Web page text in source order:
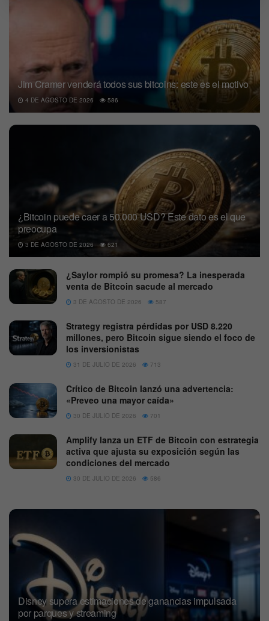
Jim Cramer venderá todos sus bitcoins: este es el motivo
4 DE AGOSTO DE 2026 586
¿Bitcoin puede caer a 50.000 USD? Este dato es el que
preocupa
3 DE AGOSTO DE 2026 621
¿Saylor rompió su promesa? La inesperada
venta de Bitcoin sacude al mercado
3 DE AGOSTO DE 2026 587
Strategy registra pérdidas por USD 8.220
millones, pero Bitcoin sigue siendo el foco de
los inversionistas
31 DE JULIO DE 2026 713
Crítico de Bitcoin lanzó una advertencia:
«Preveo una mayor caída»
30 DE JULIO DE 2026 701
Amplify lanza un ETF de Bitcoin con estrategia
activa que ajusta su exposición según las
condiciones del mercado
30 DE JULIO DE 2026 586
Disney supera estimaciones de ganancias impulsada
por parques y streaming